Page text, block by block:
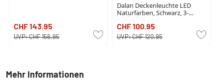
CHF 143.95
UVP:CHF 156.95
Dalan Deckenleuchte LED
Naturfarben, Schwarz, 3-
CHF 100.95
UVP:CHF 120.95
Mehr Informationen